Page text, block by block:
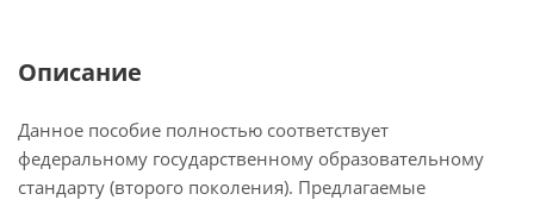
Описание
Данное пособие полностью соответствует
федеральному государственному образовательному
стандарту (второго поколения). Предлагаемые